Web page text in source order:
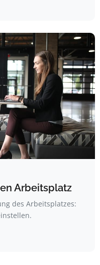
Arbeitsplatz
des Arbeitsplatzes: